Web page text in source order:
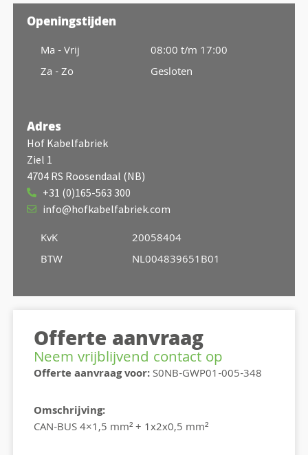
Openingstijden
Ma - Vrij
Za - Zo
08:00 t/m 17:00
Gesloten
Adres
Hof Kabelfabriek
Ziel 1
4704 RS Roosendaal (NB)
+31 (0)165-563 300
info@hofkabelfabriek.com
KvK
BTW
20058404
NL004839651B01
Offerte aanvraag
Neem vrijblijvend contact op
Offerte aanvraag voor:S0NB-GWP01-005-348
Omschrijving:
CAN-BUS 4×1,5 mm² + 1x2x0,5 mm²